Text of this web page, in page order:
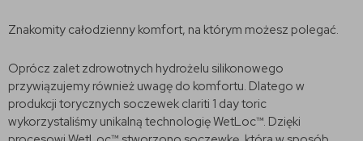
Znakomity całodzienny komfort, na którym możesz polegać.
Oprócz zalet zdrowotnych hydrożelu silikonowego
przywiązujemy również uwagę do komfortu. Dlatego w
produkcji torycznych soczewek clariti 1 day toric
wykorzystaliśmy unikalną technologię WetLoc™. Dzięki